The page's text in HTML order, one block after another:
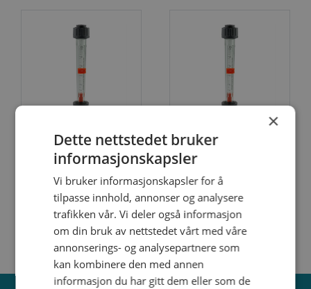
PVC Transparent
PVC transparent
magnetisk
×
Dette nettstedet bruker
informasjonskapsler
Vi bruker informasjonskapsler for å
tilpasse innhold, annonser og analysere
trafikken vår. Vi deler også informasjon
om din bruk av nettstedet vårt med våre
annonserings- og analysepartnere som
kan kombinere den med annen
informasjon du har gitt dem eller som de